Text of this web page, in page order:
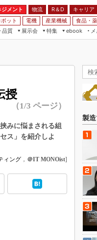
メント 物流 R＆D
キャリア
ボット 電機 産業機械 食品・
品質
展示会
特集
ebook
授
（1/3 ページ）
みに悩まされる組
ス」を紹介しよ
ィング ， ＠IT MONOist]
製